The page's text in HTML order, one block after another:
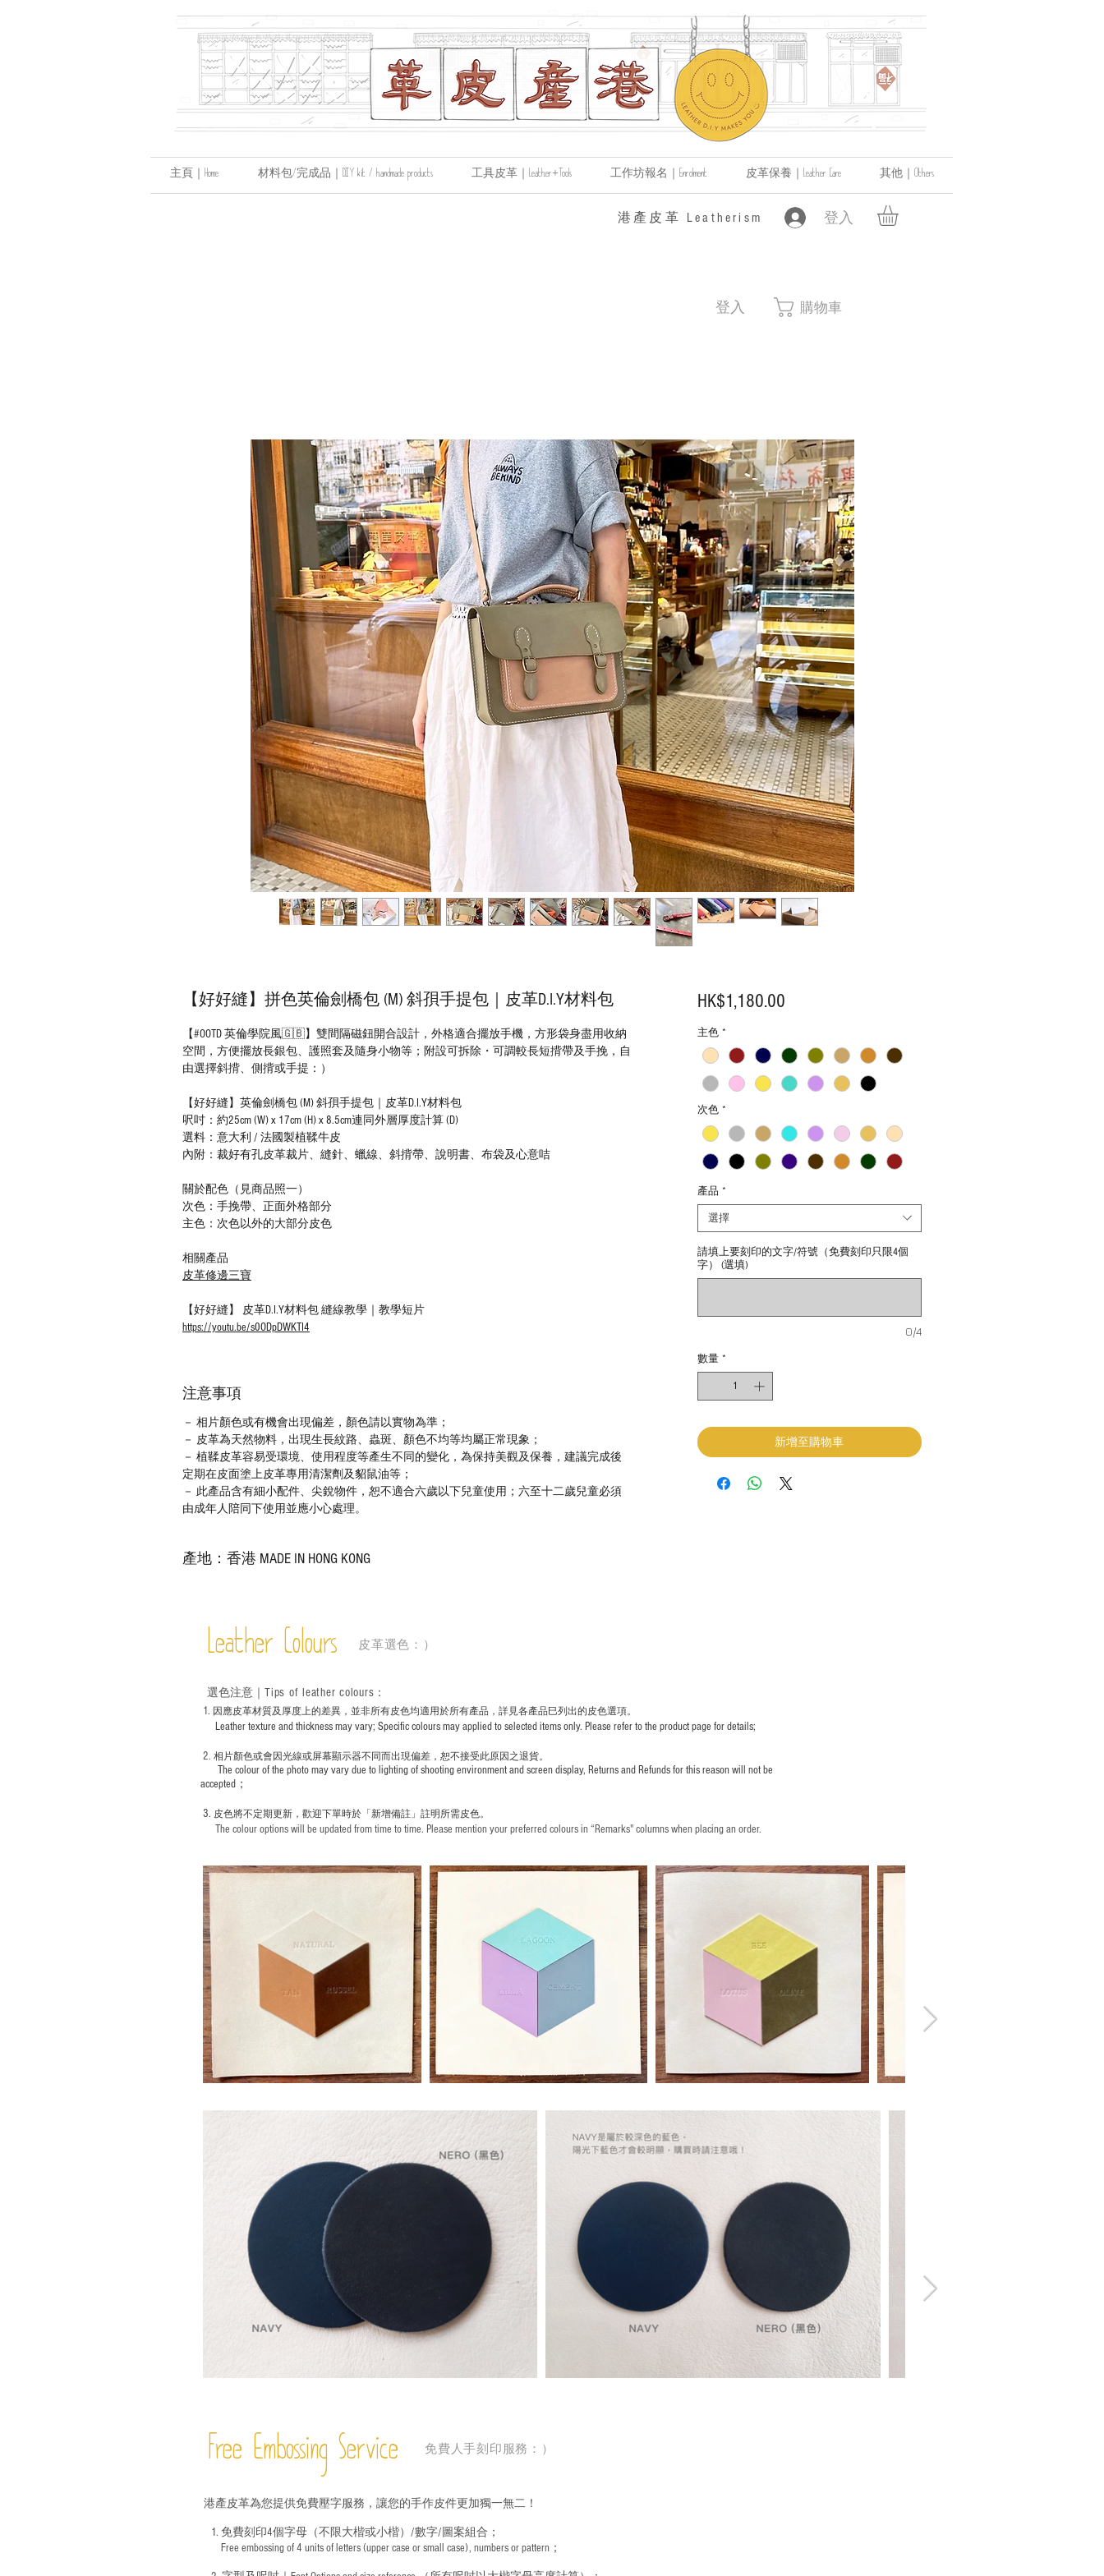
主頁｜Home 材料包/完成品｜DIY kit / handmade products 工具皮革｜Leather+Tools 工作坊報名｜Enrolment 皮革保養｜Leather Care 其他｜Others
登入
​港產皮革 Leatherism
登入 購物車
【好好縫】拼色英倫劍橋包 (M) 斜孭手提包｜皮革D.I.Y材料包
【#OOTD 英倫學院風🇬🇧】雙間隔磁鈕開合設計，外格適合擺放手機，方形袋身盡用收納
空間，方便擺放長銀包、護照套及隨身小物等；附設可拆除・可調較長短揹帶及手挽，自
由選擇斜揹、側揹或手提：）
【好好縫】英倫劍橋包 (M) 斜孭手提包｜皮革D.I.Y材料包
呎吋：約25cm (W) x 17cm (H) x 8.5cm連同外層厚度計算 (D)
選料：意大利 / 法國製植鞣牛皮
內附：裁好有孔皮革裁片、縫針、蠟線、斜揹帶、說明書、布袋及心意咭
關於配色（見商品照一）
次色：手挽帶、正面外格部分
主色：次色以外的大部分皮色
相關產品
皮革修邊三寶
【好好縫】 皮革D.I.Y材料包 縫線教學｜教學短片
https://youtu.be/s0ODpDWKTI4
注意事項
－ 相片顏色或有機會出現偏差，顏色請以實物為準；
－ 皮革為天然物料，出現生長紋路、蟲斑、顏色不均等均屬正常現象；
－ 植鞣皮革容易受環境、使用程度等產生不同的變化，為保持美觀及保養，建議完成後
定期在皮面塗上皮革專用清潔劑及貂鼠油等；
－ 此產品含有細小配件、尖銳物件，恕不適合六歲以下兒童使用；六至十二歲兒童必須
由成年人陪同下使用並應小心處理。
產地：香港 MADE IN HONG KONG
HK$1,180.00價
主色 *
次色 *
產品 *
選擇
請填上要刻印的文字/符號（免費刻印只限4個
字） (選填)
0/4
數量 *
新增至購物車
Leather Colours 皮革選色：）
1. ​ 因應皮革材質及厚度上的差異，並非所有皮色均適用於所有產品，詳見各產品巳列出的皮色選項。
Leather texture and thickness may vary; Specific colours may applied to selected items only. Please refer to the product page for details;
2. 相片顏色或會因光線或屏幕顯示器不同而出現偏差，恕不接受此原因之退貨。
The colour of the photo may vary due to lighting of shooting environment and screen display, Returns and Refunds for this reason will not be
accepted；
3. 皮色將不定期更新，歡迎下單時於「新增備註」註明 所需皮色。
The colour options will be updated from time to time. Please mention your preferred colours in “Remarks" columns when placing an order.
選色注意｜ Tips of leather colours ：
Free Embossing Service 免費人手刻印服務：）
港產皮革為您提供免費壓字服務，讓您的手作皮件更加獨一無二！
1. 免費刻印4個字母（不限大楷或小楷）/數字/圖案組合；
Free embossing of 4 units of letters (upper case or small case), numbers or pattern；